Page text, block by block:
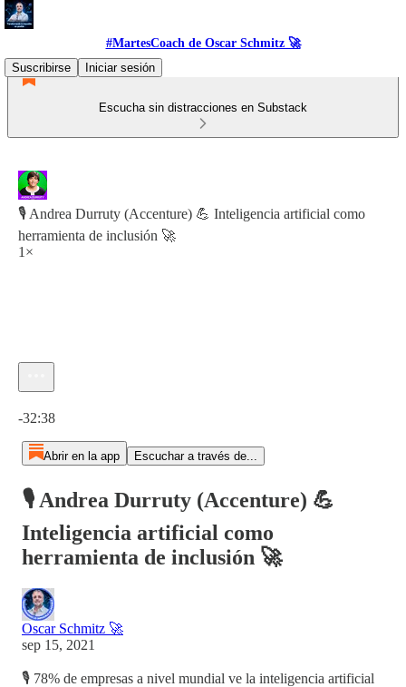
#MartesCoach de Oscar Schmitz 🚀
Suscribirse
Iniciar sesión
Escucha sin distracciones en Substack
🎙️ Andrea Durruty (Accenture) 💪 Inteligencia artificial como
herramienta de inclusión 🚀
1×
-32:38
Abrir en la app Escuchar a través de...
🎙️ Andrea Durruty (Accenture) 💪
Inteligencia artificial como
herramienta de inclusión 🚀
Oscar Schmitz 🚀
sep 15, 2021
🎙️ 78% de empresas a nivel mundial ve la inteligencia artificial